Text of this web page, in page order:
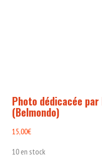
Photo dédicacée
(Belmondo)
15,00€
10 en stock